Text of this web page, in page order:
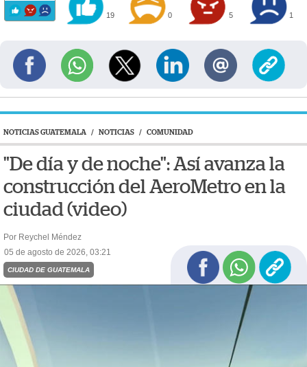
19 0 5 1
NOTICIAS GUATEMALA / NOTICIAS / COMUNIDAD
"De día y de noche": Así avanza la
construcción del AeroMetro en la
ciudad (video)
Por Reychel Méndez
05 de agosto de 2026, 03:21
CIUDAD DE GUATEMALA